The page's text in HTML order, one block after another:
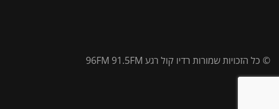
© כל הזכויות שמורות רדיו קול רגע 96FM 91.5FM